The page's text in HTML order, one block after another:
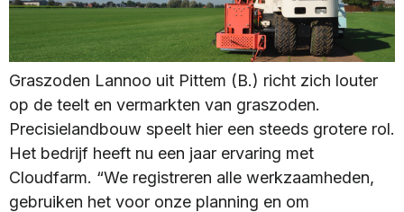
Graszoden Lannoo uit Pittem (B.) richt zich louter
op de teelt en vermarkten van graszoden.
Precisielandbouw speelt hier een steeds grotere rol.
Het bedrijf heeft nu een jaar ervaring met
Cloudfarm. “We registreren alle werkzaamheden,
gebruiken het voor onze planning en om